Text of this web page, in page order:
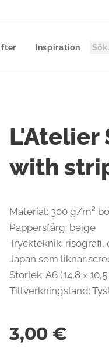
Inspiration
L'Atelier
with
Material: 300 g/m²
Pappersfärg: beige
Tryckteknik:
Japan som liknar
Storlek: A6 (14,8 ×
Tillverkningsland:
3,00 €